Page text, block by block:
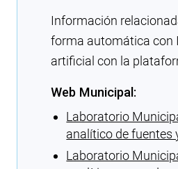
Información
forma automática con
artificial con la
Web Municipal:
Laboratorio
analítico de fuentes
Laboratorio